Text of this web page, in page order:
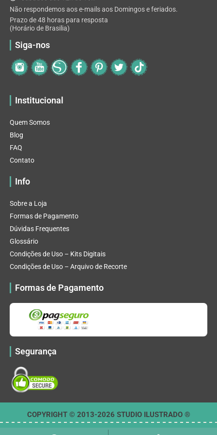
Não respondemos aos e-mails aos Domingos e feriados.
Prazo de 48 horas para resposta
(Horário de Brasilia)
Siga-nos
Institucional
Quem Somos
Blog
FAQ
Contato
Info
Sobre a Loja
Formas de Pagamento
Dúvidas Frequentes
Glossário
Condições de Uso – Kits Digitais
Condições de Uso – Arquivo de Recorte
Formas de Pagamento
Segurança
COPYRIGHT © 2013-2026 STUDIO ILUSTRADO ®